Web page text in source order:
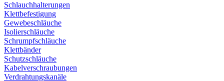
Schlauchhalterungen
Klettbefestigung
Gewebeschläuche
Isolierschläuche
Schrumpfschläuche
Klettbänder
Schutzschläuche
Kabelverschraubungen
Verdrahtungskanäle